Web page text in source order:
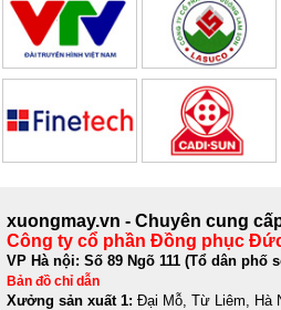
xuongmay.vn - Chuyên cung
Công ty cổ phần Đồng phục
VP Hà nội: Số 89 Ngõ 111 (Tổ dân
Bản đồ chỉ dẫn
Xưởng sản xuất 1: Đại Mỗ, Từ Liêm, Hà